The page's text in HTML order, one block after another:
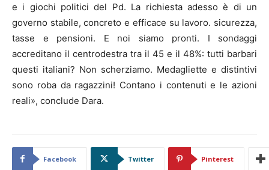
e i giochi politici del Pd. La richiesta adesso è di un
governo stabile, concreto e efficace su lavoro. sicurezza,
tasse e pensioni. E noi siamo pronti. I sondaggi
accreditano il centrodestra tra il 45 e il 48%: tutti barbari
questi italiani? Non scherziamo. Medagliette e distintivi
sono roba da ragazzini! Contano i contenuti e le azioni
reali», conclude Dara.
Facebook Twitter Pinterest